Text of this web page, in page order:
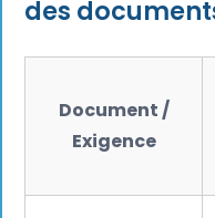
des
Document /
Exigence